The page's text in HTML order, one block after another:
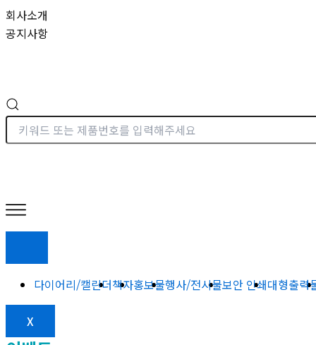
콘
텐
너
뛰
기
회사소개
공지사항
다이어리/캘린더책자홍보물행사/전시물보안 인쇄대형출력
X